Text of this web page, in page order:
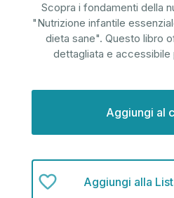
Scopra i fondamenti della
"Nutrizione infantile
dieta sane". Questo libro
dettagliata e accessibile
Aggiungi alla